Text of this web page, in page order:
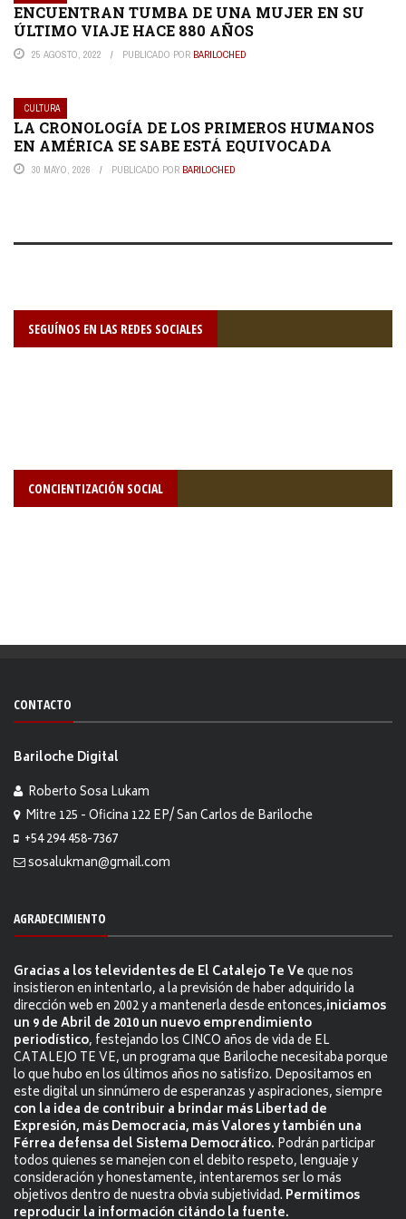
ENCUENTRAN TUMBA DE UNA MUJER EN SU
ÚLTIMO VIAJE HACE 880 AÑOS
25 AGOSTO, 2022 PUBLICADO POR BARILOCHED
CULTURA
LA CRONOLOGÍA DE LOS PRIMEROS HUMANOS
EN AMÉRICA SE SABE ESTÁ EQUIVOCADA
30 MAYO, 2026 PUBLICADO POR BARILOCHED
SEGUÍNOS EN LAS REDES SOCIALES
CONCIENTIZACIÓN SOCIAL
CONTACTO
Bariloche Digital
Roberto Sosa Lukam
Mitre 125 - Oficina 122 EP/ San Carlos de Bariloche
+54 294 458-7367
sosalukman@gmail.com
AGRADECIMIENTO
Gracias a los televidentes de El Catalejo Te Veque nos
insistieron en intentarlo, a la previsión de haber adquirido la
dirección web en 2002 y a mantenerla desde entonces,iniciamos
un 9 de Abril de 2010 un nuevo emprendimiento
periodístico, festejando los CINCO años de vida de EL
CATALEJO TE VE, un programa que Bariloche necesitaba porque
lo que hubo en los últimos años no satisfizo. Depositamos en
este digital un sinnúmero de esperanzas y aspiraciones, siempre
con la idea de contribuir a brindar más Libertad de
Expresión, más Democracia, más Valores y también una
Férrea defensa del Sistema Democrático. Podrán participar
todos quienes se manejen con el debito respeto, lenguaje y
consideración y honestamente, intentaremos ser lo más
objetivos dentro de nuestra obvia subjetividad. Permitimos
reproducir la información citándo la fuente.